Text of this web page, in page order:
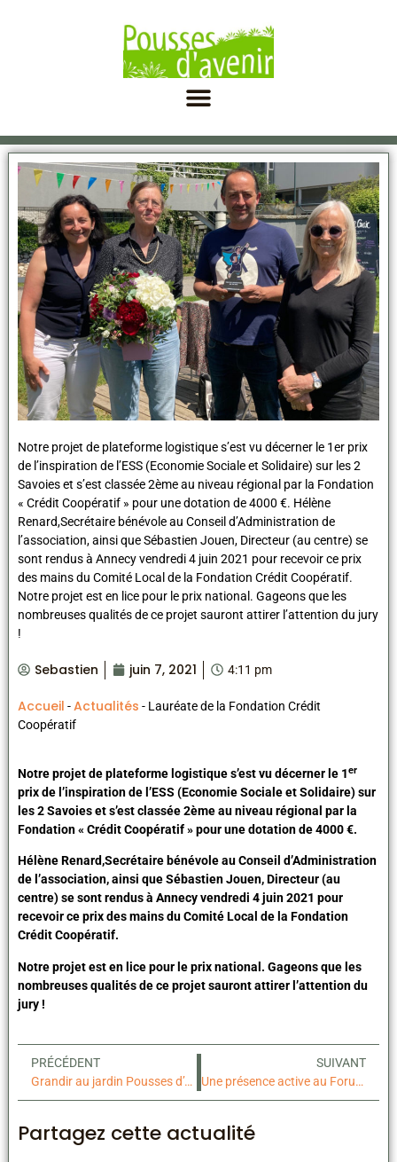
Notre projet de plateforme logistique s’est vu décerner le 1er prix
de l’inspiration de l’ESS (Economie Sociale et Solidaire) sur les 2
Savoies et s’est classée 2ème au niveau régional par la Fondation
« Crédit Coopératif » pour une dotation de 4000 €. Hélène
Renard,Secrétaire bénévole au Conseil d’Administration de
l’association, ainsi que Sébastien Jouen, Directeur (au centre) se
sont rendus à Annecy vendredi 4 juin 2021 pour recevoir ce prix
des mains du Comité Local de la Fondation Crédit Coopératif.
Notre projet est en lice pour le prix national. Gageons que les
nombreuses qualités de ce projet sauront attirer l’attention du jury
!
Sebastien juin 7, 2021 4:11 pm
Accueil -Actualités - Lauréate de la Fondation Crédit
Coopératif
Notre projet de plateforme logistique s’est vu décerner le 1er
prix de l’inspiration de l’ESS (Economie Sociale et Solidaire) sur
les 2 Savoies et s’est classée 2ème au niveau régional par la
Fondation « Crédit Coopératif » pour une dotation de 4000 €.
Hélène Renard,Secrétaire bénévole au Conseil d’Administration
de l’association, ainsi que Sébastien Jouen, Directeur (au
centre) se sont rendus à Annecy vendredi 4 juin 2021 pour
recevoir ce prix des mains du Comité Local de la Fondation
Crédit Coopératif.
Notre projet est en lice pour le prix national. Gageons que les
nombreuses qualités de ce projet sauront attirer l’attention du
jury !
PRÉCÉDENT
Grandir au jardin Pousses d’Avenir
SUIVANT
Une présence active au Forum des Associations
Partagez cette actualité